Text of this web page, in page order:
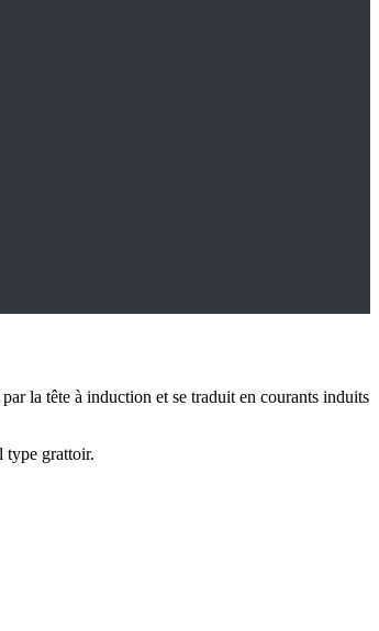
la tête à induction et se traduit en courants induits
type grattoir.